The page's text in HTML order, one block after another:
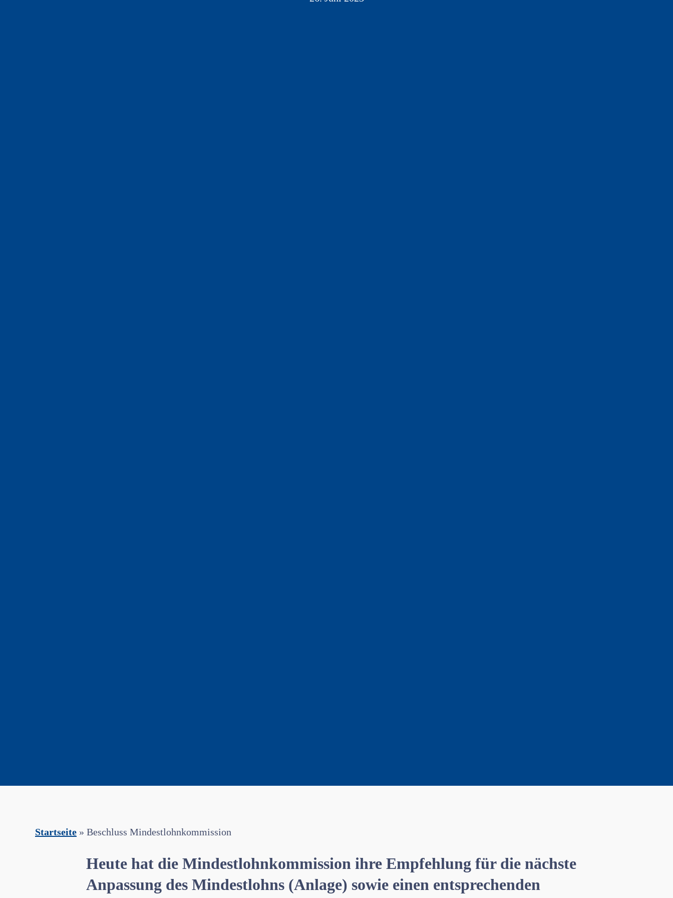
Startseite » Beschluss Mindestlohnkommission
Heute hat die Mindestlohnkommission ihre Empfehlung für die nächste
Anpassung des Mindestlohns (Anlage) sowie einen entsprechenden